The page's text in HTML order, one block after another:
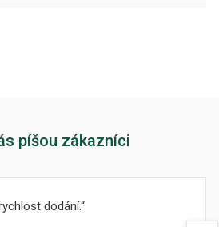
píšou zákazníci
dodání.